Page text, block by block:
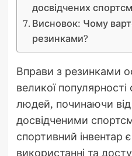
досвідчених
Висновок: Чому
резинками?
Вправи з резинками
великої
людей, починаючи від
досвідченими
спортивний інвентар
використанні та